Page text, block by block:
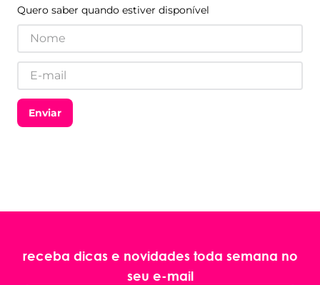
Quero saber quando estiver disponível
Enviar
receba dicas e novidades toda semana no
seu e-mail